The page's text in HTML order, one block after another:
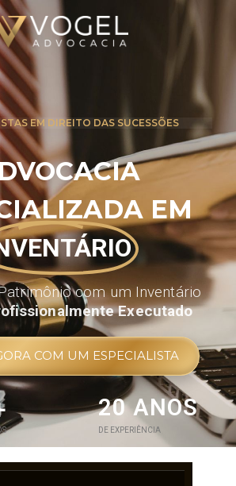
EM DIREITO DAS SUCESSÕES
EM
com um Inventário
Executado
COM UM ESPECIALISTA
20 ANOS
DE EXPERIÊNCIA